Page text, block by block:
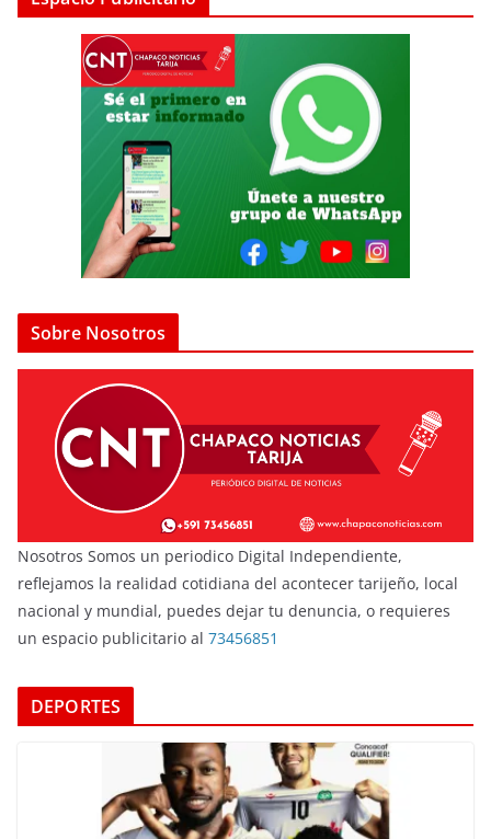
Sobre Nosotros
Nosotros Somos un periodico Digital Independiente,
reflejamos la realidad cotidiana del acontecer tarijeño, local
nacional y mundial, puedes dejar tu denuncia, o requieres
un espacio publicitario al 73456851
DEPORTES